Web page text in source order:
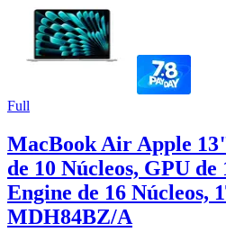
Full
MacBook Air Apple
de 10 Núcleos, GPU
Engine de 16 Núcleos,
MDH84BZ/A